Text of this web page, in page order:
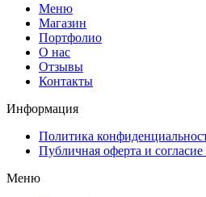
Меню
Магазин
Портфолио
О нас
Отзывы
Контакты
Информация
Политика
Публичная оферта и
Меню